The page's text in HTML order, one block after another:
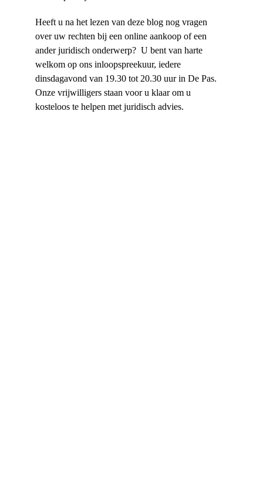
Heeft u na het lezen van deze blog nog vragen
over uw rechten bij een online aankoop of een
ander juridisch onderwerp?  U bent van harte
welkom op ons inloopspreekuur, iedere
dinsdagavond van 19.30 tot 20.30 uur in De Pas.
Onze vrijwilligers staan voor u klaar om u
kosteloos te helpen met juridisch advies.